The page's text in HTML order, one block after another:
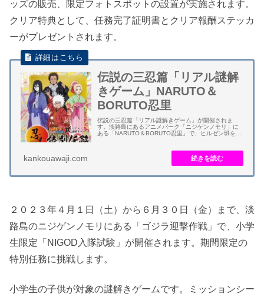
ッズの販売、限定フォトスポットの設置が実施されます。
クリア特典として、任務完了証明書とクリア報酬ステッカ
ーがプレゼントされます。
伝説の三忍篇「リアル謎解
きゲーム」NARUTO＆
BORUTO忍里
伝説の三忍篇「リアル謎解きゲーム」が開催されま
す。淡路島にあるアニメパーク「ニジゲンノモリ」に
ある「NARUTO＆BORUTO忍里」で、ヒルゼン班をテ
kankouawaji.com
２０２３年４月１日（土）から６月３０日（金）まで、淡
路島のニジゲンノモリにある「ゴジラ迎撃作戦」で、小学
生限定「NIGOD入隊試験」が開催されます。期間限定の
特別任務に挑戦します。
小学生の子供が対象の謎解きゲームです。ミッションシー